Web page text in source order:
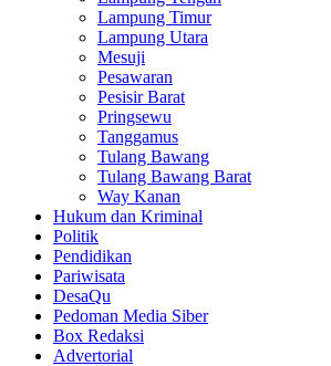
Lampung Timur
Lampung Utara
Mesuji
Pesawaran
Pesisir Barat
Pringsewu
Tanggamus
Tulang Bawang
Tulang Bawang Barat
Way Kanan
Hukum dan Kriminal
Politik
Pendidikan
Pariwisata
DesaQu
Pedoman Media Siber
Box Redaksi
Advertorial